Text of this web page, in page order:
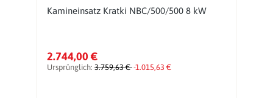
Kamineinsatz Kratki NBC/500/500 8 kW
2.744,00 €
Ursprünglich: 3.759,63 €-1.015,63 €